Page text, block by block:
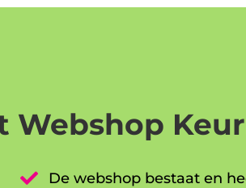
Webshop

De webshop bestaat en